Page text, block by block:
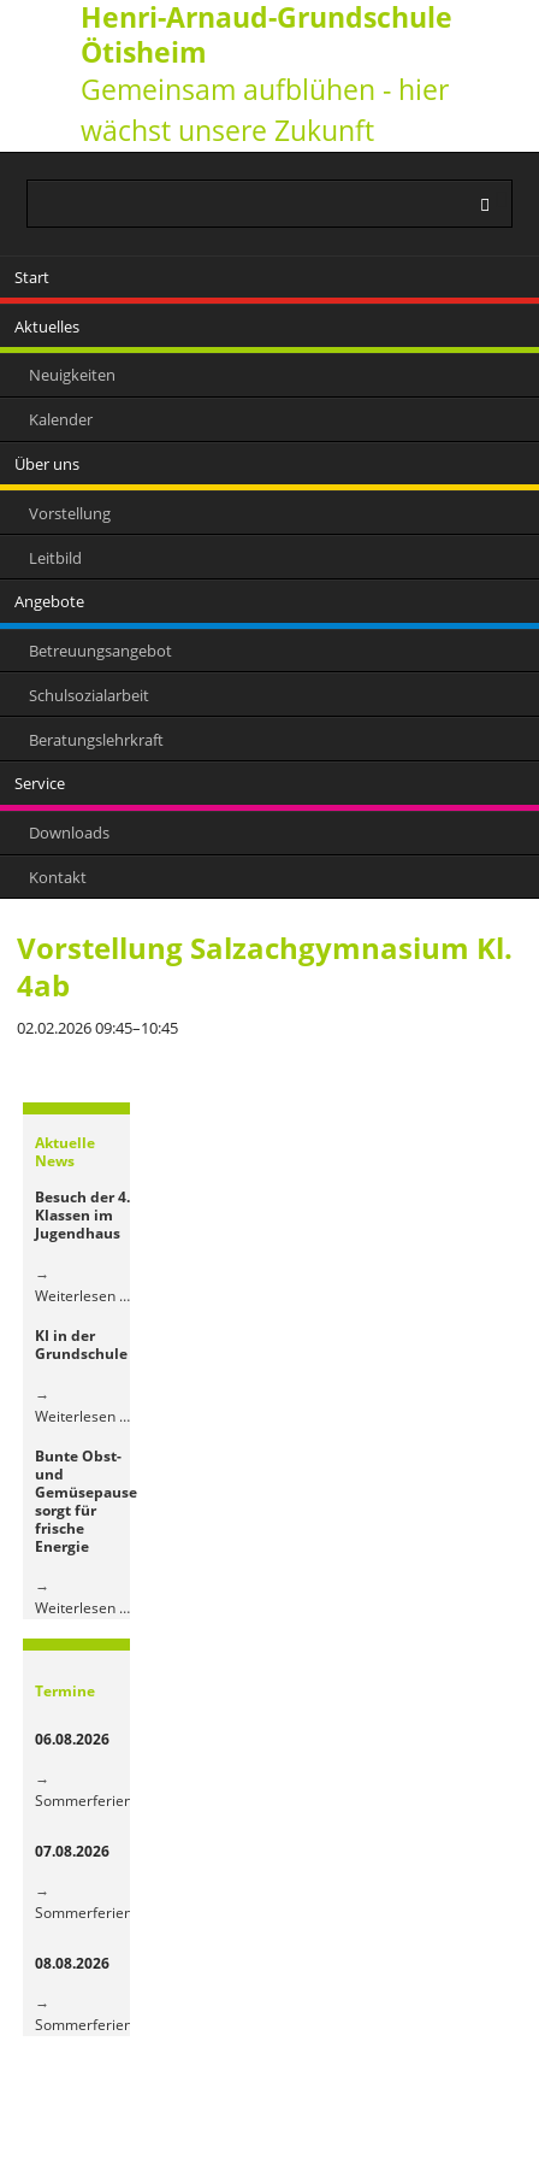
Henri-Arnaud-Grundschule
Ötisheim
Gemeinsam aufblühen - hier
wächst unsere Zukunft
überspringen
Start
Aktuelles
Neuigkeiten
Kalender
Über uns
Vorstellung
Leitbild
Angebote
Betreuungsangebot
Schulsozialarbeit
Beratungslehrkraft
Service
Downloads
Kontakt
Vorstellung Salzachgymnasium Kl.
4ab
02.02.2026 09:45–10:45
Aktuelle
News
Besuch der 4.
Klassen im
Jugendhaus
Weiterlesen …Besuch
KI in der
Grundschule
Weiterlesen …KI
Bunte Obst-
und
Gemüsepause
sorgt für
frische
Energie
Weiterlesen …Bunte
und
Termine
06.08.2026
Sommerferien
07.08.2026
Sommerferien
08.08.2026
Sommerferien